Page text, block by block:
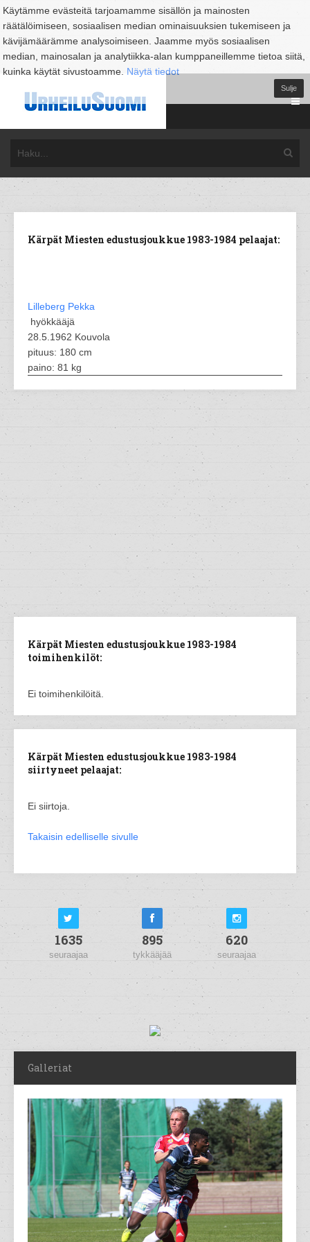
Käytämme evästeitä tarjoamamme sisällön ja mainosten
räätälöimiseen, sosiaalisen median ominaisuuksien tukemiseen ja
kävijämäärämme analysoimiseen. Jaamme myös sosiaalisen
median, mainosalan ja analytiikka-alan kumppaneillemme tietoa siitä,
kuinka käytät sivustoamme. Näytä tiedot
Sulje
Kärpät Miesten edustusjoukkue 1983-1984 pelaajat:
Lilleberg Pekka
hyökkääjä
28.5.1962 Kouvola
pituus: 180 cm
paino: 81 kg
Kärpät Miesten edustusjoukkue 1983-1984
toimihenkilöt:
Ei toimihenkilöitä.
Kärpät Miesten edustusjoukkue 1983-1984
siirtyneet pelaajat:
Ei siirtoja.
Takaisin edelliselle sivulle
1635
seuraajaa
895
tykkääjää
620
seuraajaa
Galleriat